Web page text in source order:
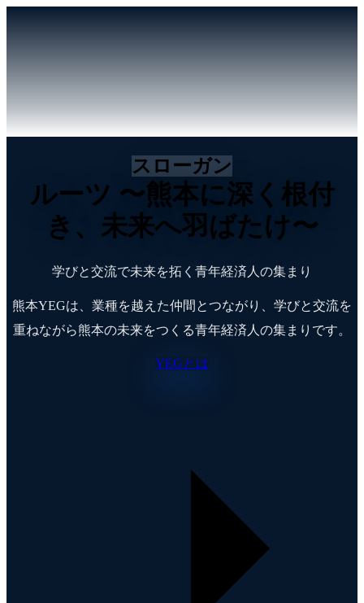
スローガン
ルーツ 〜熊本に深く根付
き、未来へ羽ばたけ〜
学びと交流で未来を拓く青年経済人の集まり
熊本YEGは、業種を越えた仲間とつながり、学びと交流を
重ねながら熊本の未来をつくる青年経済人の集まりです。
YEGとは